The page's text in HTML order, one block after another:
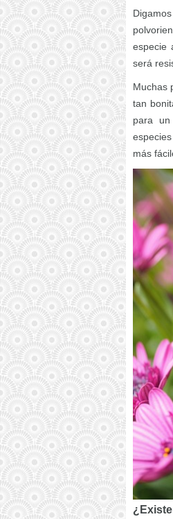
especie
será
Muchas
tan
para un
más